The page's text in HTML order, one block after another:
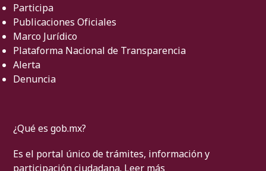
Participa
Publicaciones Oficiales
Marco Jurídico
Plataforma Nacional de Transparencia
Alerta
Denuncia
¿Qué es gob.mx?
Es el portal único de trámites, información y
participación ciudadana. Leer más